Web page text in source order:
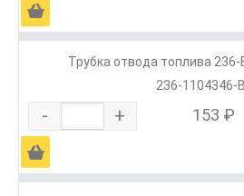
Ä
Трубка отвода топлива 236-
236-1104346-
- + 153 ₽
Ä